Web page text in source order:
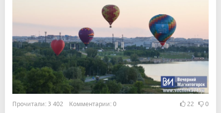
Прочитали: 3 402 Комментарии: 0 22 0